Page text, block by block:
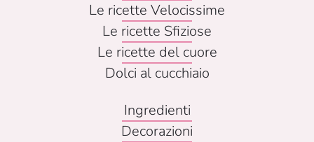
Le ricette Velocissime
Le ricette Sfiziose
Le ricette del cuore
Dolci al cucchiaio
Ingredienti
Decorazioni